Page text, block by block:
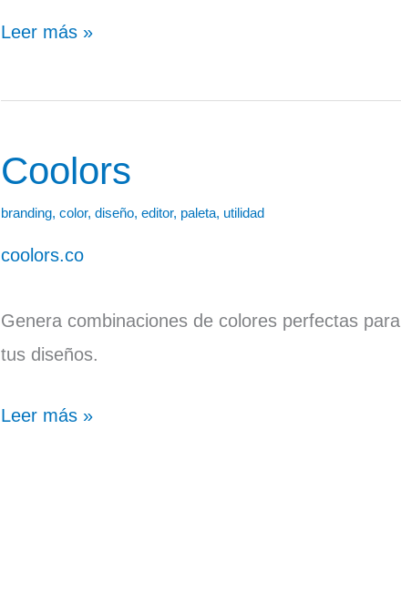
Leer más »
Coolors
branding, color, diseño, editor, paleta, utilidad
coolors.co
Genera combinaciones de colores perfectas para
tus diseños.
Coolors
Leer más »